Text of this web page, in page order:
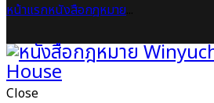
หน้าแรกหนังสือกฎหมาย
Close